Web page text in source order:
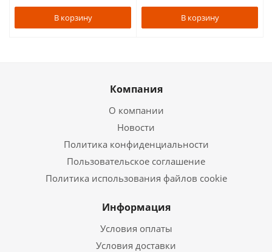
В корзину В корзину
Компания
О компании
Новости
Политика конфиденциальности
Пользовательское соглашение
Политика использования файлов cookie
Информация
Условия оплаты
Условия доставки